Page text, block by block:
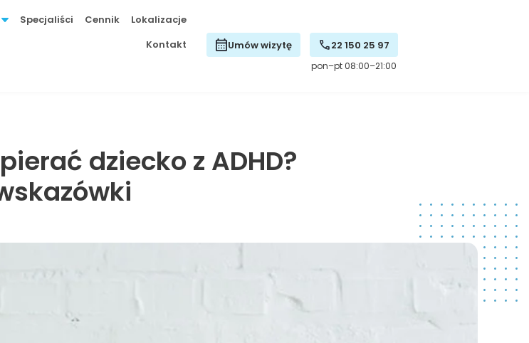
Specjaliści Cennik
Lokalizacje
Kontakt
Umów wizytę 22 150 25 97
pon–pt 08:00–21:00
dziecko z ADHD?